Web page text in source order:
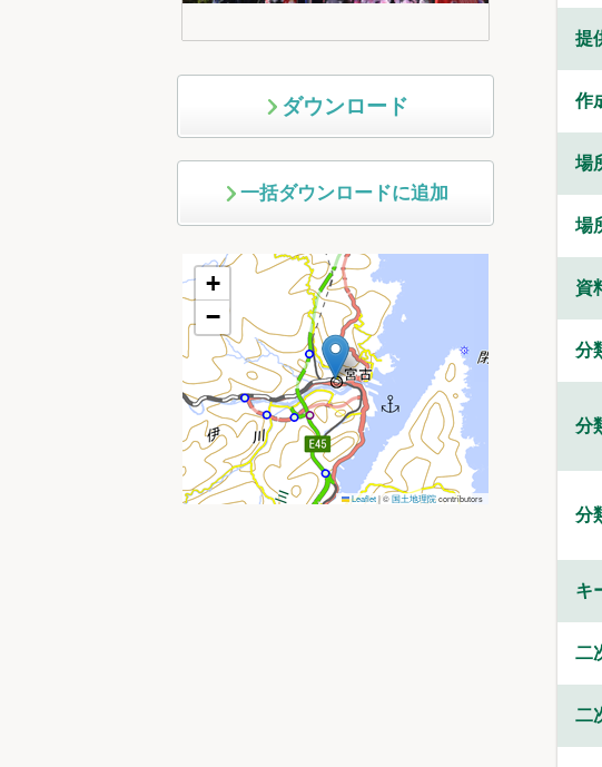
ダウンロード
一括ダウンロードに追加
+
−
Leaflet|©国土地理院contributors
提
作
場
場
資
分
分
分
キ
二
二